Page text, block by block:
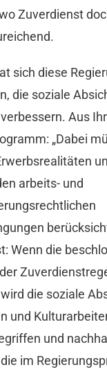
Zuverdienst
sich diese
die soziale
Aus
„Dabei
arbeits- und
Wenn die
die soziale
und
und
im